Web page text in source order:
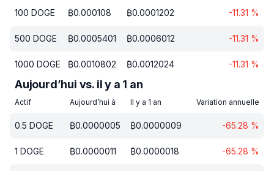
100 DOGE ₿0.000108 ₿0.0001202 -11.31 %
500 DOGE ₿0.0005401 ₿0.0006012 -11.31 %
1000 DOGE ₿0.0010802 ₿0.0012024 -11.31 %
Aujourd’hui vs. il y a 1 an
Actif Aujourd’hui à Il y a 1 an Variation annuelle
0.5 DOGE ₿0.0000005 ₿0.0000009 -65.28 %
1 DOGE ₿0.0000011 ₿0.0000018 -65.28 %